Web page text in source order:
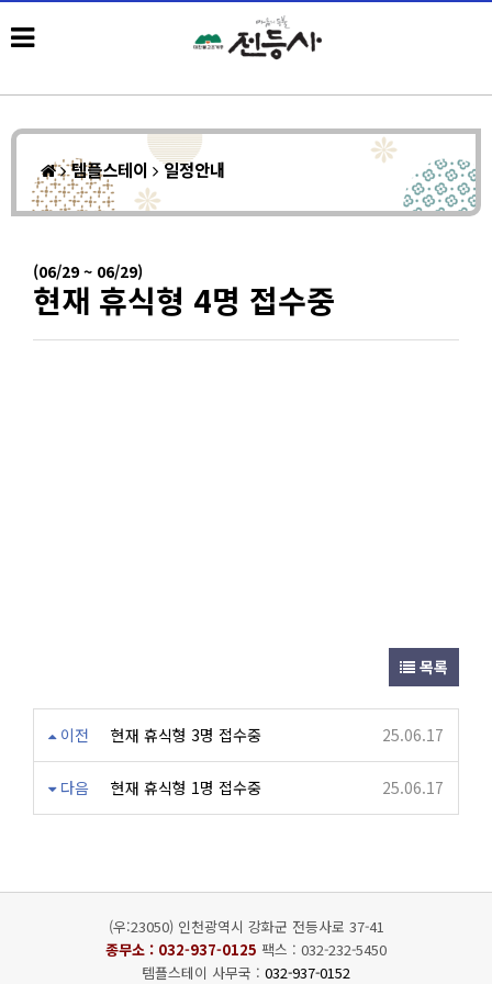
템플스테이 일정안내
(06/29 ~ 06/29)
현재 휴식형 4명 접수중
목록
이전 현재 휴식형 3명 접수중 25.06.17
다음 현재 휴식형 1명 접수중 25.06.17
(우:23050) 인천광역시 강화군 전등사로 37-41
종무소 : 032-937-0125 팩스 : 032-232-5450
템플스테이 사무국 : 032-937-0152